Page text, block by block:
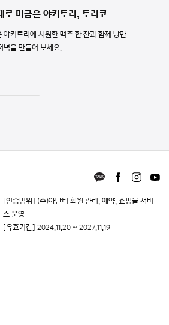
로 머금은 야키토리, 토리코
야키토리에 시원한 맥주 한 잔과 함께 낭만
녁을 만들어 보세요.
[인증범위] (주)아난티 회원 관리, 예약, 쇼핑몰 서비
스 운영
[유효기간] 2024.11.20 ~ 2027.11.19